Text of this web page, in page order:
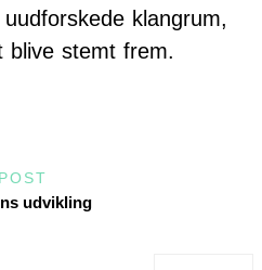
klangrum,
blive stemt frem.
udvikling